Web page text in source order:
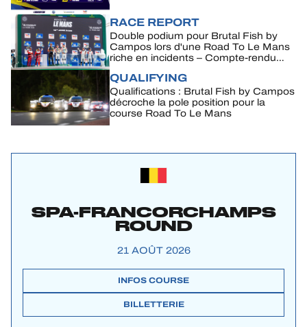
RACE REPORT
Double podium pour Brutal Fish by
Campos lors d'une Road To Le Mans
riche en incidents – Compte-rendu
QUALIFYING
Qualifications : Brutal Fish by Campos
décroche la pole position pour la
course Road To Le Mans
SPA-FRANCORCHAMPS
ROUND
21 AOÛT 2026
INFOS COURSE
BILLETTERIE